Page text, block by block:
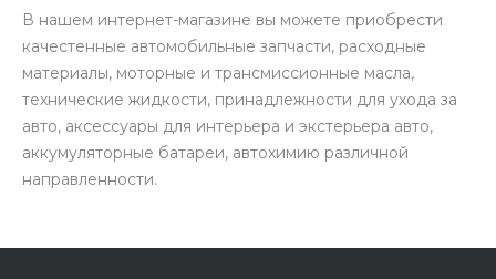
В нашем интернет-магазине вы можете приобрести
качестенные автомобильные запчасти, расходные
материалы, моторные и трансмиссионные масла,
технические жидкости, принадлежности для ухода за
авто, аксессуары для интерьера и экстерьера авто,
аккумуляторные батареи, автохимию различной
направленности.